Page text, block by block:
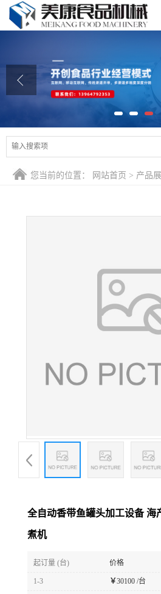
公司介绍
公司动态
产品展厅
联系我们
您当前的位置： 网站首页 > 产品
全自动香带鱼罐头加工设备 海
煮机
起订量 (台) 价格
1-3 ￥30100 /台